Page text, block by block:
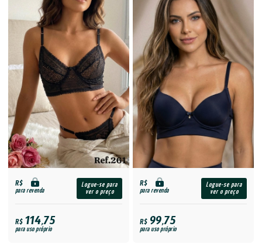
R$
para revenda
Logue-se para
ver o preço
R$114,75
para uso próprio
R$
para revenda
Logue-se para
ver o preço
R$99,75
para uso próprio